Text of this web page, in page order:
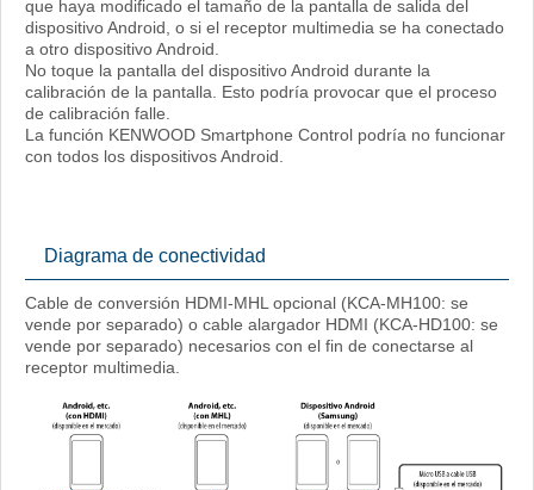
que haya modificado el tamaño de la pantalla de salida del
dispositivo Android, o si el receptor multimedia se ha conectado
a otro dispositivo Android.
No toque la pantalla del dispositivo Android durante la
calibración de la pantalla. Esto podría provocar que el proceso
de calibración falle.
La función KENWOOD Smartphone Control podría no funcionar
con todos los dispositivos Android.
Diagrama de conectividad
Cable de conversión HDMI-MHL opcional (KCA-MH100: se
vende por separado) o cable alargador HDMI (KCA-HD100: se
vende por separado) necesarios con el fin de conectarse al
receptor multimedia.